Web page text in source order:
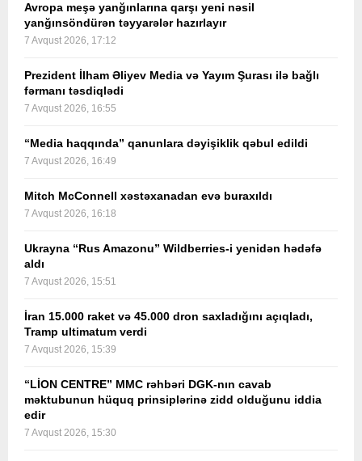
Avropa meşə yanğınlarına qarşı yeni nəsil
yanğınsöndürən təyyarələr hazırlayır
7 Avqust 2026, 17:12
Prezident İlham Əliyev Media və Yayım Şurası ilə bağlı
fərmanı təsdiqlədi
7 Avqust 2026, 16:55
“Media haqqında” qanunlara dəyişiklik qəbul edildi
7 Avqust 2026, 16:49
Mitch McConnell xəstəxanadan evə buraxıldı
7 Avqust 2026, 16:18
Ukrayna “Rus Amazonu” Wildberries-i yenidən hədəfə
aldı
7 Avqust 2026, 15:51
İran 15.000 raket və 45.000 dron saxladığını açıqladı,
Tramp ultimatum verdi
7 Avqust 2026, 15:39
“LİON CENTRE” MMC rəhbəri DGK-nın cavab
məktubunun hüquq prinsiplərinə zidd olduğunu iddia
edir
7 Avqust 2026, 15:30